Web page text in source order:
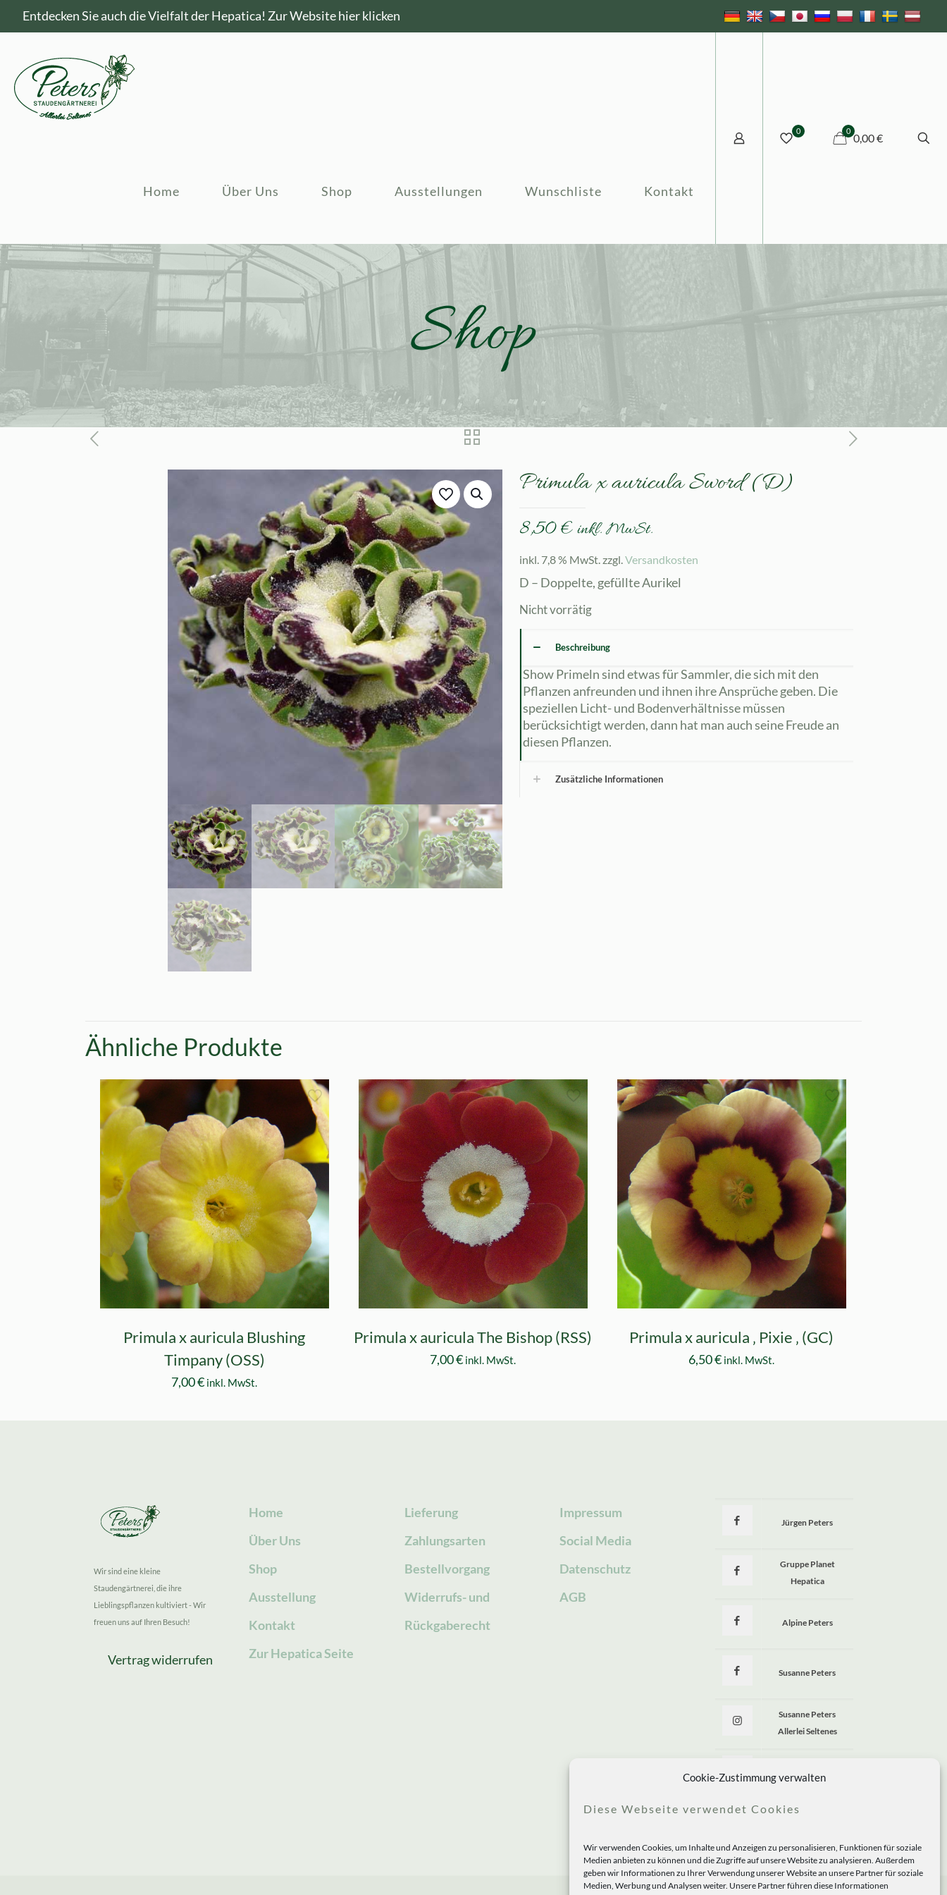
Cookie-Zustimmung verwalten
Diese Webseite verwendet Cookies
Wir verwenden Cookies, um Inhalte und Anzeigen zu personalisieren, Funktionen für soziale
Medien anbieten zu können und die Zugriffe auf unsere Website zu analysieren. Außerdem
geben wir Informationen zu Ihrer Verwendung unserer Website an unsere Partner für soziale
Medien, Werbung und Analysen weiter. Unsere Partner führen diese Informationen
Entdecken Sie auch die Vielfalt der Hepatica! Zur Website hier klicken
Home Über Uns Shop Ausstellungen Wunschliste Kontakt
0 0
0,00 €
Shop
Primula x auricula Sword (D)
8,50€ inkl. MwSt.
inkl. 7,8 % MwSt.zzgl.Versandkosten
D – Doppelte, gefüllte Aurikel
Nicht vorrätig
Beschreibung
Show Primeln sind etwas für Sammler, die sich mit den
Pflanzen anfreunden und ihnen ihre Ansprüche geben. Die
speziellen Licht- und Bodenverhältnisse müssen
berücksichtigt werden, dann hat man auch seine Freude an
diesen Pflanzen.
Zusätzliche Informationen
Ähnliche Produkte
Primula x auricula Blushing
Timpany (OSS)
7,00€ inkl. MwSt.
Primula x auricula The Bishop (RSS)
7,00€ inkl. MwSt.
Primula x auricula ‚ Pixie ‚ (GC)
6,50€ inkl. MwSt.
Wir sind eine kleine
Staudengärtnerei, die ihre
Lieblingspflanzen kultiviert - Wir
freuen uns auf Ihren Besuch!
Vertrag widerrufen
Home
Über Uns
Shop
Ausstellung
Kontakt
Zur Hepatica Seite
Lieferung
Zahlungsarten
Bestellvorgang
Widerrufs- und
Rückgaberecht
Impressum
Social Media
Datenschutz
AGB
Jürgen Peters
Gruppe Planet
Hepatica
Alpine Peters
Susanne Peters
Susanne Peters
Allerlei Seltenes
Allerlei Seltenes